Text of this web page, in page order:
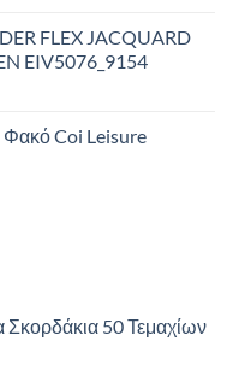
FLEX JACQUARD
EIV5076_9154
Φακό Coi Leisure
Σκορδάκια 50 Τεμαχίων